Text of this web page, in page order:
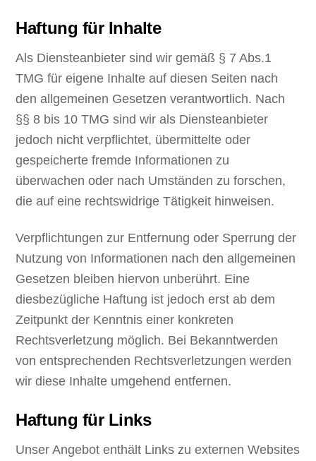
Haftung für Inhalte
Als Diensteanbieter sind wir gemäß § 7 Abs.1
TMG für eigene Inhalte auf diesen Seiten nach
den allgemeinen Gesetzen verantwortlich. Nach
§§ 8 bis 10 TMG sind wir als Diensteanbieter
jedoch nicht verpflichtet, übermittelte oder
gespeicherte fremde Informationen zu
überwachen oder nach Umständen zu forschen,
die auf eine rechtswidrige Tätigkeit hinweisen.
Verpflichtungen zur Entfernung oder Sperrung der
Nutzung von Informationen nach den allgemeinen
Gesetzen bleiben hiervon unberührt. Eine
diesbezügliche Haftung ist jedoch erst ab dem
Zeitpunkt der Kenntnis einer konkreten
Rechtsverletzung möglich. Bei Bekanntwerden
von entsprechenden Rechtsverletzungen werden
wir diese Inhalte umgehend entfernen.
Haftung für Links
Unser Angebot enthält Links zu externen Websites